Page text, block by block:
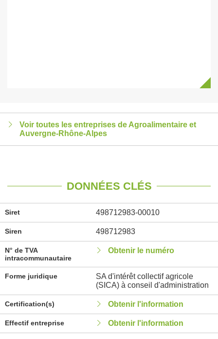
Voir toutes les entreprises de Agroalimentaire et
Auvergne-Rhône-Alpes
DONNÉES CLÉS
Siret 498712983-00010
Siren 498712983
N° de TVA
intracommunautaire
Obtenir le numéro
Forme juridique
SA d'intérêt collectif agricole
(SICA) à conseil d'administration
Certification(s) Obtenir l'information
Effectif entreprise Obtenir l'information